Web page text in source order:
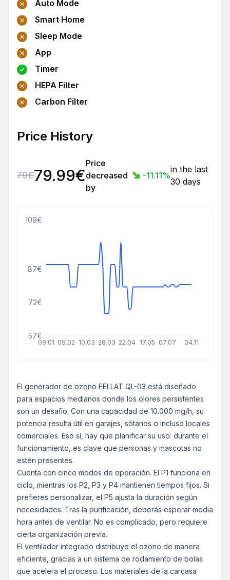
Auto Mode
Smart Home
Sleep Mode
App
Timer
HEPA Filter
Carbon Filter
Price History
79€79.99€
Price
decreased
by
-11.11%
in the last
30 days
09.01 09.02 10.03 28.03 22.04 17.05 07.07 04.11
57€
72€
87€
109€
El generador de ozono FELLAT QL-03 está diseñado
para espacios medianos donde los olores persistentes
son un desafío. Con una capacidad de 10.000 mg/h, su
potencia resulta útil en garajes, sótanos o incluso locales
comerciales. Eso sí, hay que planificar su uso: durante el
funcionamiento, es clave que personas y mascotas no
estén presentes.
Cuenta con cinco modos de operación. El P1 funciona en
ciclo, mientras los P2, P3 y P4 mantienen tiempos fijos. Si
prefieres personalizar, el P5 ajusta la duración según
necesidades. Tras la purificación, deberás esperar media
hora antes de ventilar. No es complicado, pero requiere
cierta organización previa.
El ventilador integrado distribuye el ozono de manera
eficiente, gracias a un sistema de rodamiento de bolas
que acelera el proceso. Los materiales de la carcasa